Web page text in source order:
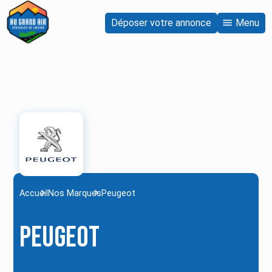
Déposer votre annonce Menu
Accueil Nos MarquesPeugeot
Peugeot